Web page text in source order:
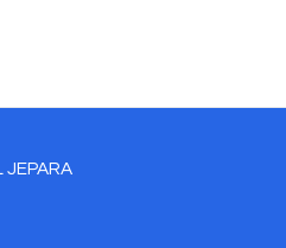
JEPARA